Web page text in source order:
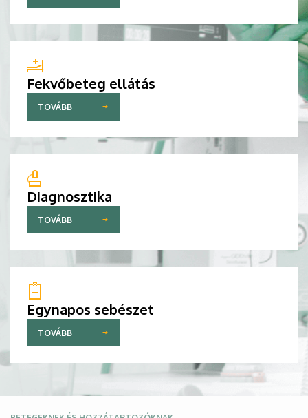
Fekvőbeteg ellátás
TOVÁBB
Diagnosztika
TOVÁBB
Egynapos sebészet
TOVÁBB